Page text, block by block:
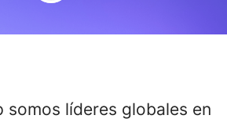
somos líderes globales en